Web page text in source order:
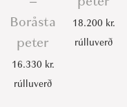
Boråsta
peter
16.330 kr.
rúlluverð
18.200 kr.
rúlluverð